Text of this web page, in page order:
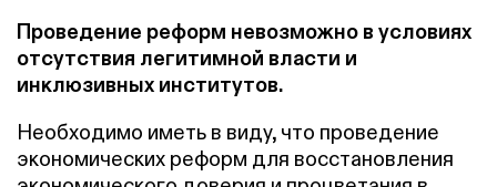
Проведение реформ невозможно в условиях
отсутствия легитимной власти и
инклюзивных институтов.
Необходимо иметь в виду, что проведение
экономических реформ для восстановления